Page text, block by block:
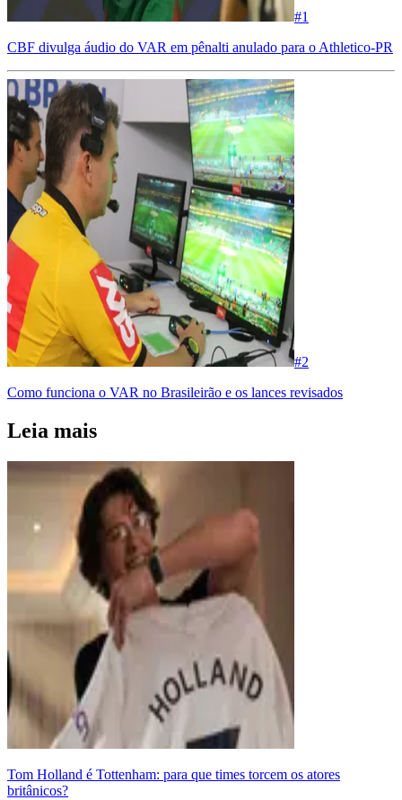
#1
CBF divulga áudio do VAR em pênalti anulado para o Athletico-PR
#2
Como funciona o VAR no Brasileirão e os lances revisados
Leia mais
Tom Holland é Tottenham: para que times torcem os atores
britânicos?